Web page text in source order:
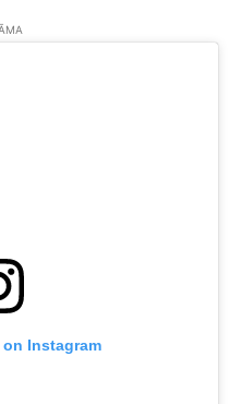
Instagram